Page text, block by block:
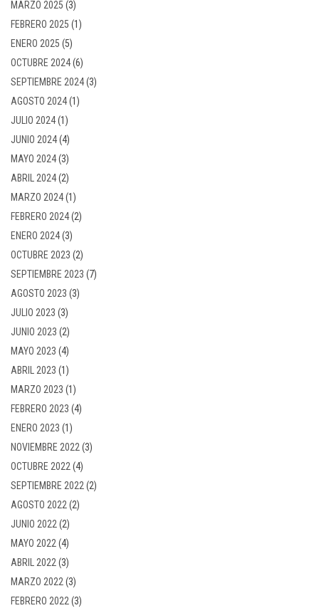
MARZO 2025 (3)
FEBRERO 2025 (1)
ENERO 2025 (5)
OCTUBRE 2024(6)
SEPTIEMBRE 2024(3)
AGOSTO 2024(1)
JULIO 2024(1)
JUNIO 2024(4)
MAYO 2024(3)
ABRIL 2024(2)
MARZO 2024(1)
FEBRERO 2024(2)
ENERO 2024(3)
OCTUBRE 2023 (2)
SEPTIEMBRE 2023 (7)
AGOSTO 2023 (3)
JULIO 2023 (3)
JUNIO 2023 (2)
MAYO 2023 (4)
ABRIL 2023 (1)
MARZO 2023 (1)
FEBRERO 2023 (4)
ENERO 2023 (1)
NOVIEMBRE 2022 (3)
OCTUBRE 2022 (4)
SEPTIEMBRE 2022 (2)
AGOSTO 2022 (2)
JUNIO 2022 (2)
MAYO 2022 (4)
ABRIL 2022 (3)
MARZO 2022 (3)
FEBRERO 2022 (3)